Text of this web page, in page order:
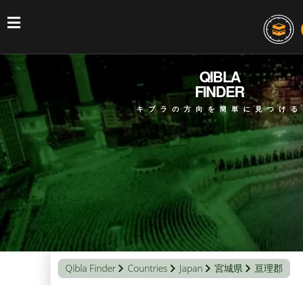
QIBLA
FINDER
キブラの方向を簡単に見つける
Qibla Finder Countries Japan 宮城県 亘理郡